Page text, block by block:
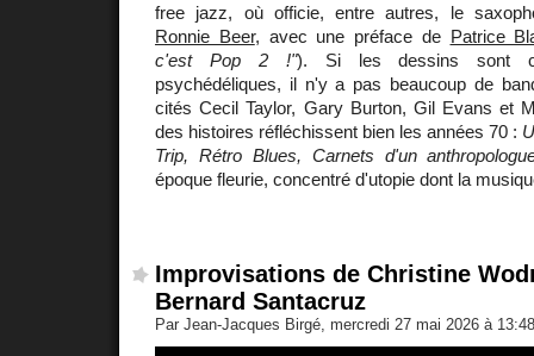
free jazz, où officie, entre autres, le
Ronnie Beer, avec une préface de Patrice
c'est Pop 2 !"). Si les dessins sont
psychédéliques, il n'y a pas beaucoup de
cités Cecil Taylor, Gary Burton, Gil Evans et
des histoires réfléchissent bien les années 70 :
Trip, Rétro Blues, Carnets d'un
époque fleurie, concentré d'utopie dont la
Improvisations de Christine
Bernard Santacruz
Par Jean-Jacques Birgé, mercredi 27 mai 2026 à